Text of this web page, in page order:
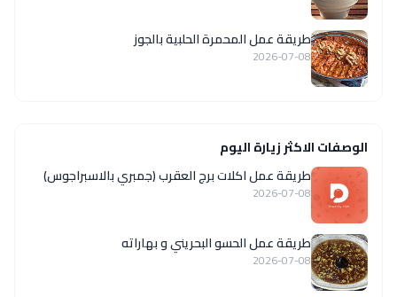
طريقة عمل المحمرة الحلبية بالجوز
2026-07-08
الوصفات الاكثر زيارة اليوم
طريقة عمل اكلات برج العقرب (جمبري بالاسبراجوس)
2026-07-08
طريقة عمل الحسو البحريني و بهاراته
2026-07-08